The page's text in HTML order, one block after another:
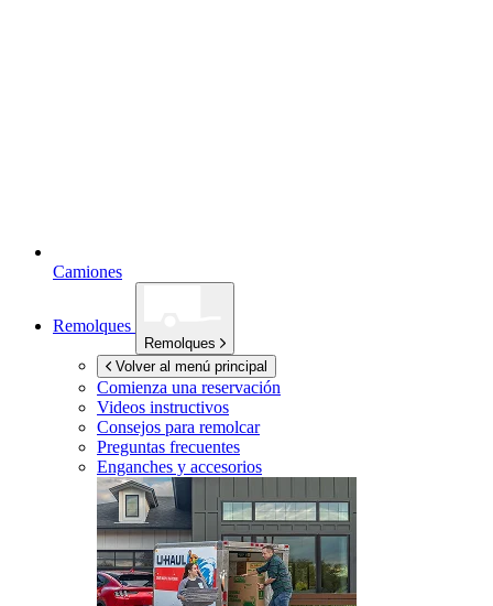
Camiones
Remolques
Remolques
Volver al menú principal
Comienza una reservación
Videos instructivos
Consejos para remolcar
Preguntas frecuentes
Enganches y accesorios